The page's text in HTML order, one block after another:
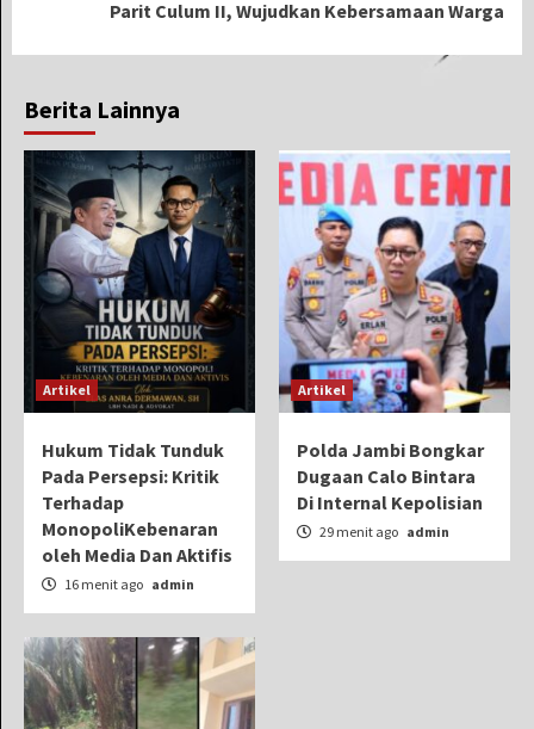
Parit Culum II, Wujudkan Kebersamaan Warga
Berita Lainnya
Artikel
Hukum Tidak Tunduk
Pada Persepsi: Kritik
Terhadap
MonopoliKebenaran
oleh Media Dan Aktifis
16 menit ago admin
Artikel
Polda Jambi Bongkar
Dugaan Calo Bintara
Di Internal Kepolisian
29 menit ago admin